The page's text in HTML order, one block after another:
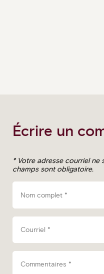
Écrire un
* Votre adresse courriel ne
champs sont obligatoire.
Nom complet *
Courriel *
Commentaires *